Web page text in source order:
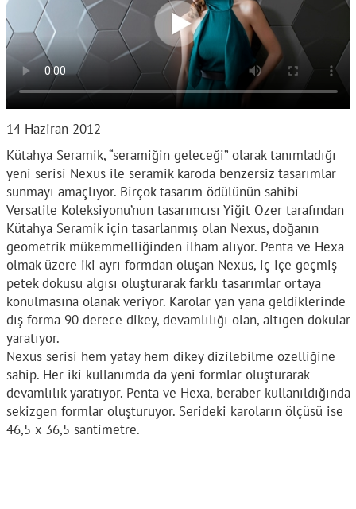
14 Haziran 2012
Kütahya Seramik, “seramiğin geleceği” olarak tanımladığı
yeni serisi Nexus ile seramik karoda benzersiz tasarımlar
sunmayı amaçlıyor. Birçok tasarım ödülünün sahibi
Versatile Koleksiyonu’nun tasarımcısı Yiğit Özer tarafından
Kütahya Seramik için tasarlanmış olan Nexus, doğanın
geometrik mükemmelliğinden ilham alıyor. Penta ve Hexa
olmak üzere iki ayrı formdan oluşan Nexus, iç içe geçmiş
petek dokusu algısı oluşturarak farklı tasarımlar ortaya
konulmasına olanak veriyor. Karolar yan yana geldiklerinde
dış forma 90 derece dikey, devamlılığı olan, altıgen dokular
yaratıyor.
Nexus serisi hem yatay hem dikey dizilebilme özelliğine
sahip. Her iki kullanımda da yeni formlar oluşturarak
devamlılık yaratıyor. Penta ve Hexa, beraber kullanıldığında
sekizgen formlar oluşturuyor. Serideki karoların ölçüsü ise
46,5 x 36,5 santimetre.